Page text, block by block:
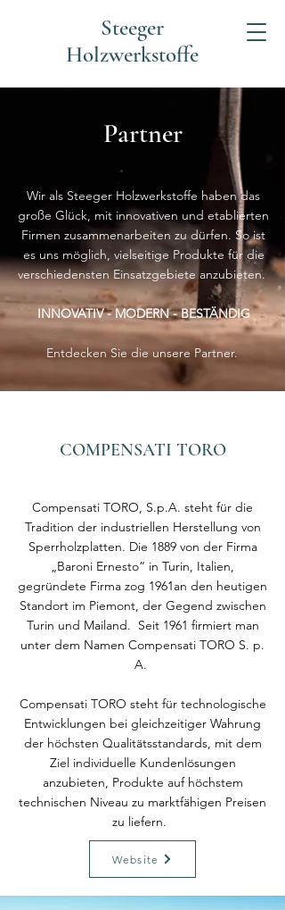
Steeger
Holzwerkstoffe
Partner
Wir als Steeger Holzwerkstoffe haben das
große Glück, mit innovativen und etablierten
Firmen zusammenarbeiten zu dürfen. So ist
es uns möglich, vielseitige Produkte für die
verschiedensten Einsatzgebiete anzubieten.
INNOVATIV - MODERN - BESTÄNDIG
Entdecken Sie die unsere Partner.
COMPENSATI TORO
Compensati TORO, S.p.A. steht für die
Tradition der industriellen Herstellung von
Sperrholzplatten. Die 1889 von der Firma
„Baroni Ernesto“ in Turin, Italien,
gegründete Firma zog 1961an den heutigen
Standort im Piemont, der Gegend zwischen
Turin und Mailand. Seit 1961 firmiert man
unter dem Namen Compensati TORO S. p.
A.
Compensati TORO steht für technologische
Entwicklungen bei gleichzeitiger Wahrung
der höchsten Qualitätsstandards, mit dem
Ziel individuelle Kundenlösungen
anzubieten, Produkte auf höchstem
technischen Niveau zu marktfähigen Preisen
zu liefern.
Website